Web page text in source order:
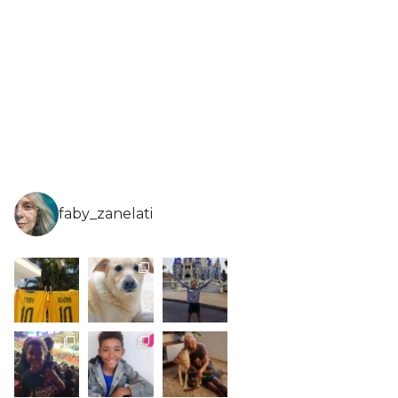
faby_zanelati